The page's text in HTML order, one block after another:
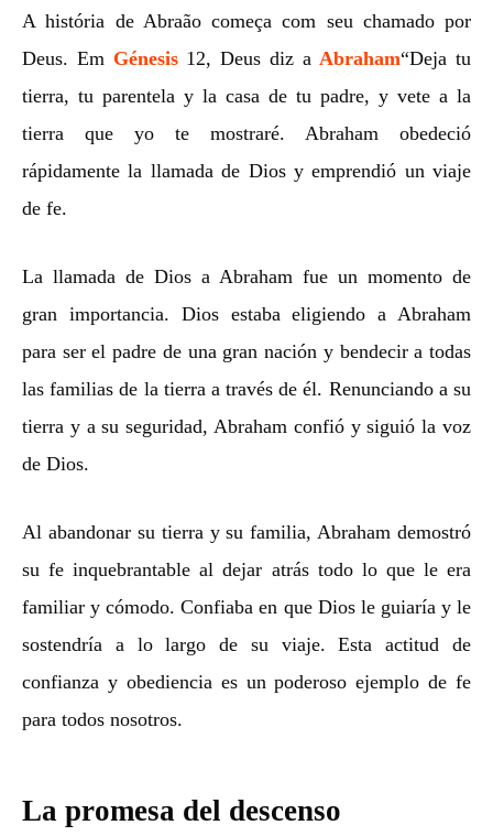
A história de Abraão começa com seu chamado por
Deus. Em Génesis12, Deus diz aAbraham“Deja tu
tierra, tu parentela y la casa de tu padre, y vete a la
tierra que yo te mostraré. Abraham obedeció
rápidamente la llamada de Dios y emprendió un viaje
de fe.
La llamada de Dios a Abraham fue un momento de
gran importancia. Dios estaba eligiendo a Abraham
para ser el padre de una gran nación y bendecir a todas
las familias de la tierra a través de él. Renunciando a su
tierra y a su seguridad, Abraham confió y siguió la voz
de Dios.
Al abandonar su tierra y su familia, Abraham demostró
su fe inquebrantable al dejar atrás todo lo que le era
familiar y cómodo. Confiaba en que Dios le guiaría y le
sostendría a lo largo de su viaje. Esta actitud de
confianza y obediencia es un poderoso ejemplo de fe
para todos nosotros.
La promesa del descenso